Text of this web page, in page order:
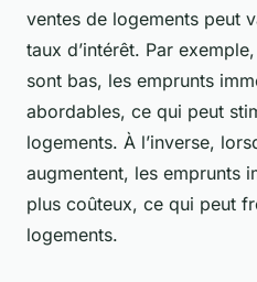
ventes de logements peut
taux d’intérêt. Par
sont bas, les emprunts
abordables, ce qui peut
logements. À l’inverse,
augmentent, les emprunts
plus coûteux, ce qui peut
logements.